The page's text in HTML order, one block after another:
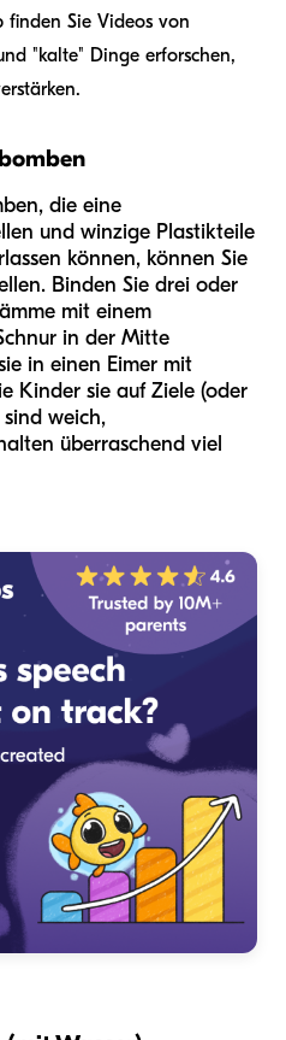
Sie Videos von
"kalte" Dinge erforschen,
die eine
und winzige Plastikteile
können, können Sie
Binden Sie drei oder
mit einem
in der Mitte
in einen Eimer mit
Kinder sie auf Ziele (oder
weich,
überraschend viel